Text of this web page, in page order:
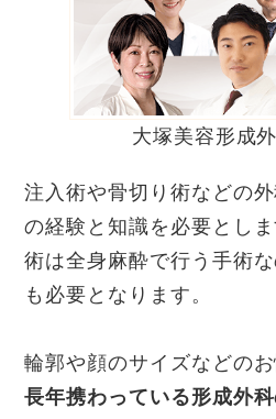
大塚美容形成
注入術や骨切り術などの
の経験と知識を必要とし
術は全身麻酔で行う手術
も必要となります。
輪郭や顔のサイズなどの
長年携わっている形成外